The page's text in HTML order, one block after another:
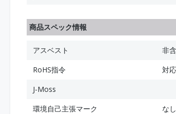
商品スペック情報
アスベスト
非
RoHS指令
対
J-Moss
環境自己主張マーク
なし